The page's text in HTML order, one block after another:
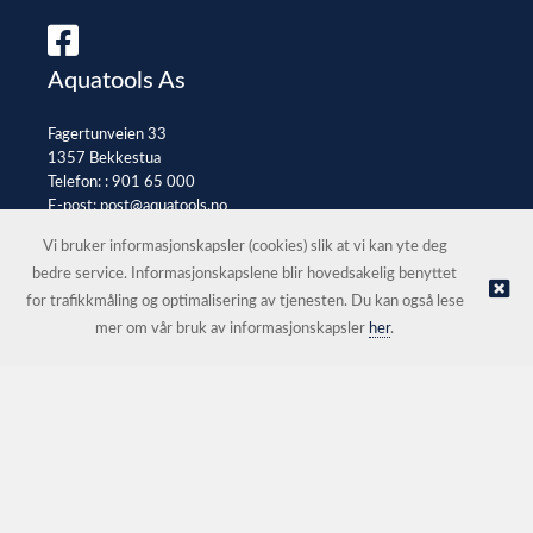
Aquatools As
Fagertunveien 33
1357 Bekkestua
Telefon: : 901 65 000
E-post:post@aquatools.no
© Aquatools As |Nettbutikk levert av Kréatif
Vi bruker informasjonskapsler (cookies) slik at vi kan yte deg
bedre service. Informasjonskapslene blir hovedsakelig benyttet
for trafikkmåling og optimalisering av tjenesten. Du kan også lese
mer om vår bruk av informasjonskapsler her.